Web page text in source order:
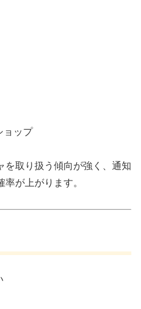
ョップ
を取り扱う傾向が強く、通知
が上がります。